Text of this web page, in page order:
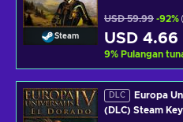
Steam
USD 59.99 -92%
USD 4.66
9% Pulangan
DLC
Europa
(DLC) Steam